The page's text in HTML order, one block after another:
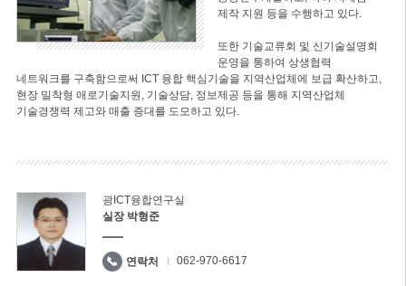
제작 지원 등을 수행하고 있다.
또한 기술교류회 및 신기술설명회
운영을 통하여 상생협력
네트워크를 구축함으로써 ICT 융합 핵심기술을 지역산업체에 보급 확산하고,
현장 밀착형 애로기술지원, 기술상담, 정보제공 등을 통해 지역산업체
기술경쟁력 제고와 매출 증대를 도모하고 있다.
광ICT융합연구실
실장 박형준
연락처 062-970-6617